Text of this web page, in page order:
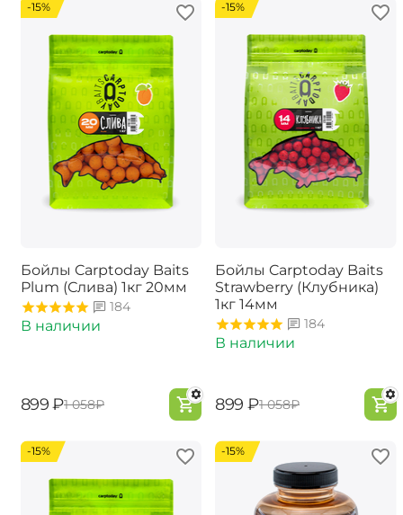
-15%
Бойлы Carptoday Baits
Plum (Слива) 1кг 20мм
184
В наличии
‍899‍ ₽‍1 058‍₽
-15%
Бойлы Carptoday Baits
Strawberry (Клубника)
1кг 14мм
184
В наличии
‍899‍ ₽‍1 058‍₽
-15% -15%